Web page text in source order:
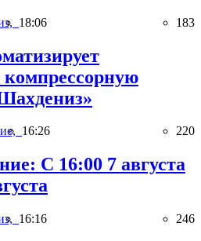
18:06 183
16:26 220
С 16:00 7 августа
16:16 246